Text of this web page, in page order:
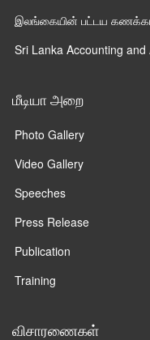
இலங்கையின் பட்டய
Sri Lanka Accounting
மீடியா அறை
Photo Gallery
Video Gallery
Speeches
Press Release
Publication
Training
விசாரணைகள்